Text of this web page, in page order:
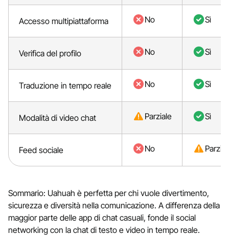
Accesso multipiattaforma No Sì
Verifica del profilo No Sì
Traduzione in tempo reale No Sì
Modalità di video chat Parziale Sì
Feed sociale No
Sommario: Uahuah è perfetta per chi vuole divertimento,
sicurezza e diversità nella comunicazione. A differenza della
maggior parte delle app di chat casuali, fonde il social
networking con la chat di testo e video in tempo reale.